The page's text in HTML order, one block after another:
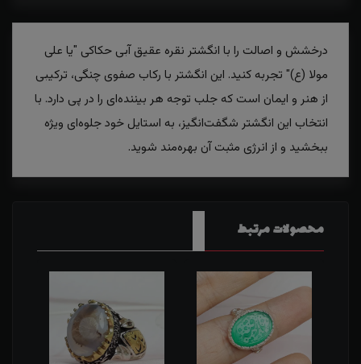
درخشش و اصالت را با انگشتر نقره عقیق آبی حکاکی "یا علی
مولا (ع)" تجربه کنید. این انگشتر با رکاب صفوی چنگی، ترکیبی
از هنر و ایمان است که جلب توجه هر بیننده‌ای را در پی دارد. با
انتخاب این انگشتر شگفت‌انگیز، به استایل خود جلوه‌ای ویژه
ببخشید و از انرژی مثبت آن بهره‌مند شوید.
محصولات مرتبط